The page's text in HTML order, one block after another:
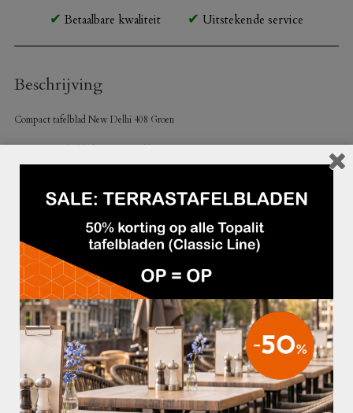
Betaalbare kwaliteit
Uitstekende service
Beschrijving
Compact tafelblad New Delhi 408 Groen
– Compact plat blad van 12 mm dikte
– Gemakkelijk te reinigen
Maak jouw tafel compleet met één van onze tafelonderstellen
GERELATEERDE PRODUCTEN